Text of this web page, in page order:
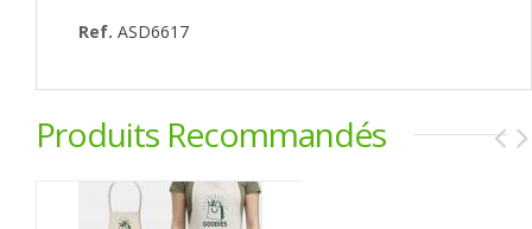
Ref. ASD6617
Produits Recommandés